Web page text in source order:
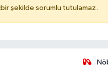
şekilde sorumlu tutulamaz.